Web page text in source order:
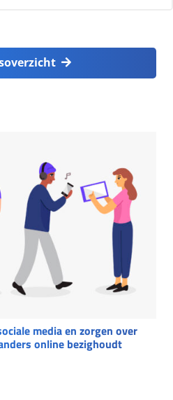
media en zorgen over
online bezighoudt